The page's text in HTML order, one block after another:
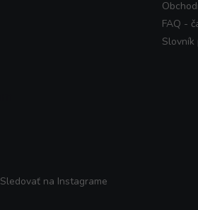
FAQ -
Slovník
Sledovať na Instagrame